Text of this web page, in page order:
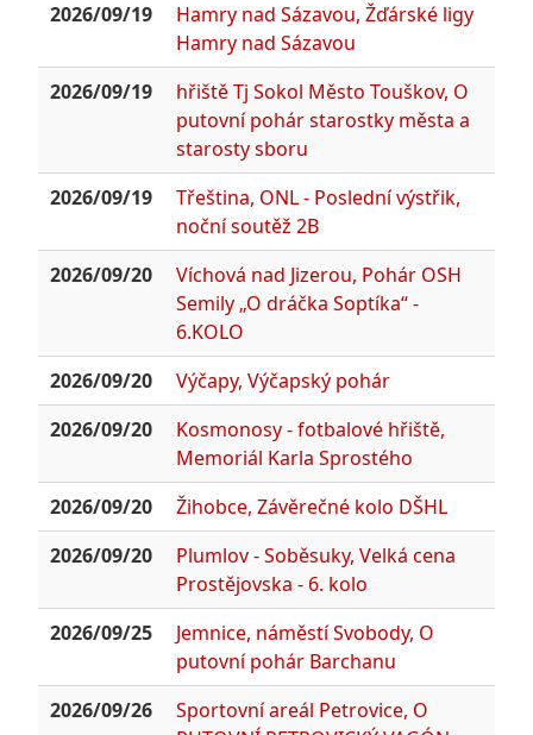
2026/09/19
Hamry nad Sázavou, Žďárské ligy
Hamry nad Sázavou
2026/09/19
hřiště Tj Sokol Město Touškov, O
putovní pohár starostky města a
starosty sboru
2026/09/19
Třeština, ONL - Poslední výstřik,
noční soutěž 2B
2026/09/20
Víchová nad Jizerou, Pohár OSH
Semily „O dráčka Soptíka“ -
6.KOLO
2026/09/20
Výčapy, Výčapský pohár
2026/09/20
Kosmonosy - fotbalové hřiště,
Memoriál Karla Sprostého
2026/09/20
Žihobce, Závěrečné kolo DŠHL
2026/09/20
Plumlov - Soběsuky, Velká cena
Prostějovska - 6. kolo
2026/09/25
Jemnice, náměstí Svobody, O
putovní pohár Barchanu
2026/09/26
Sportovní areál Petrovice, O